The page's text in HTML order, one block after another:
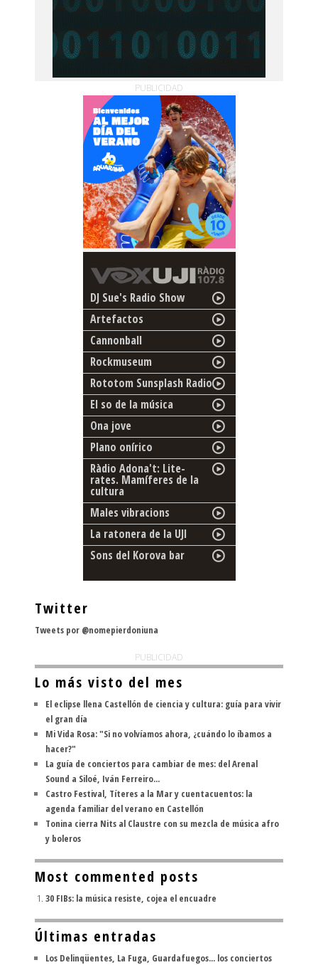
PUBLICIDAD
DJ Sue's Radio Show
Artefactos
Cannonball
Rockmuseum
Rototom Sunsplash Radio
El so de la música
Ona jove
Plano onírico
Ràdio Adona't: Lite-
rates. Mamíferes de la
cultura
Males vibracions
La ratonera de la UJI
Sons del Korova bar
Twitter
Tweets por @nomepierdoniuna
PUBLICIDAD
Lo más visto del mes
El eclipse llena Castellón de ciencia y cultura: guía para vivir
el gran día
Mi Vida Rosa: "Si no volvíamos ahora, ¿cuándo lo íbamos a
hacer?"
La guía de conciertos para cambiar de mes: del Arenal
Sound a Siloé, Iván Ferreiro...
Castro Festival, Títeres a la Mar y cuentacuentos: la
agenda familiar del verano en Castellón
Tonina cierra Nits al Claustre con su mezcla de música afro
y boleros
Most commented posts
30 FIBs: la música resiste, cojea el encuadre
Últimas entradas
Los Delinqüentes, La Fuga, Guardafuegos... los conciertos